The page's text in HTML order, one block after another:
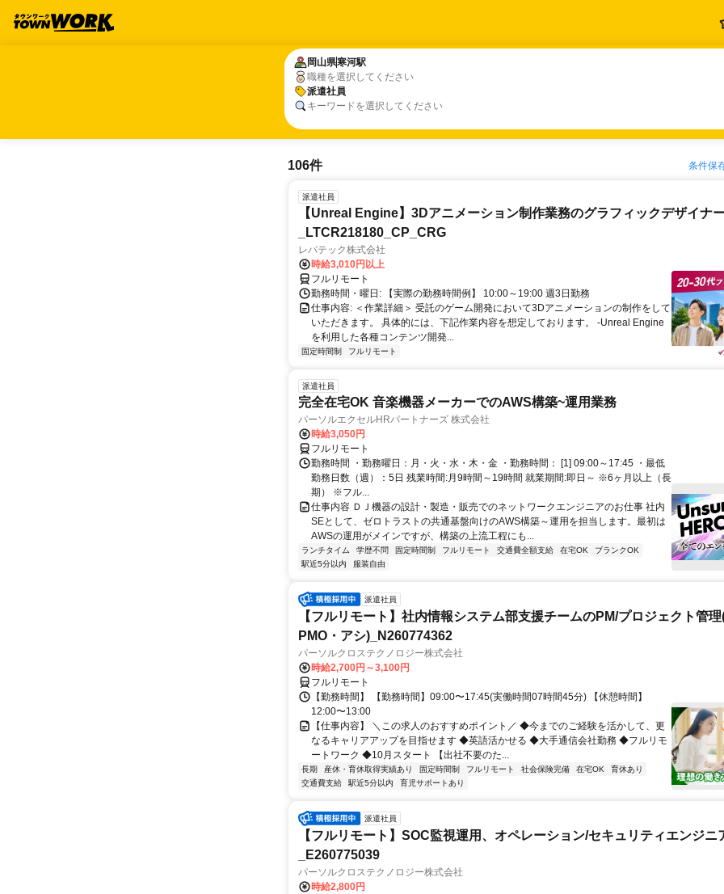
岡山県寒河駅
職種を選択してください
派遣社員
キーワードを選択してください
岡山県寒河駅
派遣社員
106件 条件保
派遣社員
【Unreal Engine】3Dアニメーション制作業務のグラフィックデザイナ
_LTCR218180_CP_CRG
レバテック株式会社
時給3,010円以上
フルリモート
勤務時間・曜日: 【実際の勤務時間例】 10:00～19:00 週3日勤務
仕事内容: ＜作業詳細＞ 受託のゲーム開発において3Dアニメーションの制作をして
いただきます。 具体的には、下記作業内容を想定しております。 -Unreal Engine
を利用した各種コンテンツ開発...
固定時間制 フルリモート
派遣社員
完全在宅OK 音楽機器メーカーでのAWS構築~運用業務
パーソルエクセルHRパートナーズ 株式会社
時給3,050円
フルリモート
勤務時間 ・勤務曜日：月・火・水・木・金 ・勤務時間： [1] 09:00～17:45 ・最低
勤務日数（週）：5日 残業時間:月9時間～19時間 就業期間:即日～ ※6ヶ月以上（長
期） ※フル...
仕事内容 ＤＪ機器の設計・製造・販売でのネットワークエンジニアのお仕事 社内
SEとして、ゼロトラストの共通基盤向けのAWS構築～運用を担当します。最初は
AWSの運用がメインですが、構築の上流工程にも...
ランチタイム 学歴不問 固定時間制 フルリモート 交通費全額支給 在宅OK
ブランクOK
駅近5分以内
服装自由
派遣社員
【フルリモート】社内情報システム部支援チームのPM/プロジェクト管
PMO・アシ)_N260774362
パーソルクロステクノロジー株式会社
時給2,700円～3,100円
フルリモート
【勤務時間】 【勤務時間】09:00〜17:45(実働時間07時間45分) 【休憩時間】
12:00〜13:00
【仕事内容】 ＼この求人のおすすめポイント／ ◆今までのご経験を活かして、更
なるキャリアアップを目指せます ◆英語活かせる ◆大手通信会社勤務 ◆フルリモ
ートワーク ◆10月スタート 【出社不要のた...
長期 産休・育休取得実績あり 固定時間制 フルリモート 社会保険完備 在宅OK
育休あり
交通費支給
駅近5分以内 育児サポートあり
派遣社員
【フルリモート】SOC監視運用、オペレーション/セキュリティエンジニ
_E260775039
パーソルクロステクノロジー株式会社
時給2,800円